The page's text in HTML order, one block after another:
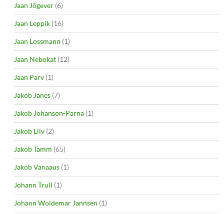
Jaan Jõgever (6)
Jaan Leppik (16)
Jaan Lossmann (1)
Jaan Nebokat (12)
Jaan Parv (1)
Jakob Jänes (7)
Jakob Johanson-Pärna (1)
Jakob Liiv (2)
Jakob Tamm (65)
Jakob Vanaaus (1)
Johann Trull (1)
Johann Woldemar Jannsen (1)